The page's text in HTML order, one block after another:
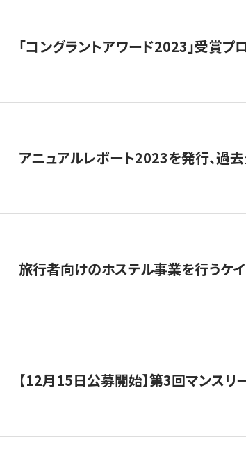
「コングラントアワード2023」受賞プ
アニュアルレポート2023を発行、過
旅行者向けのホステル事業を行うケ
【12月15日公募開始】第3回マンス